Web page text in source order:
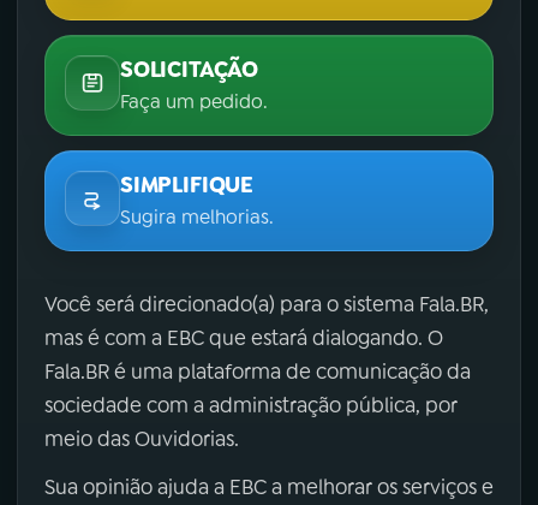
SOLICITAÇÃO
Faça um pedido.
SIMPLIFIQUE
Sugira melhorias.
Você será direcionado(a) para o sistema Fala.BR,
mas é com a EBC que estará dialogando. O
Fala.BR é uma plataforma de comunicação da
sociedade com a administração pública, por
meio das Ouvidorias.
Sua opinião ajuda a EBC a melhorar os serviços e